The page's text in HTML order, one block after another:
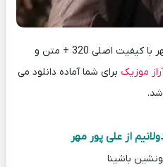
دانلود آهنگ جدید علی پور مهر با کیفیت اصلی 320 + متن و
موزیک برای شما آماده دانلود می
از علی پور مهر
باشینا